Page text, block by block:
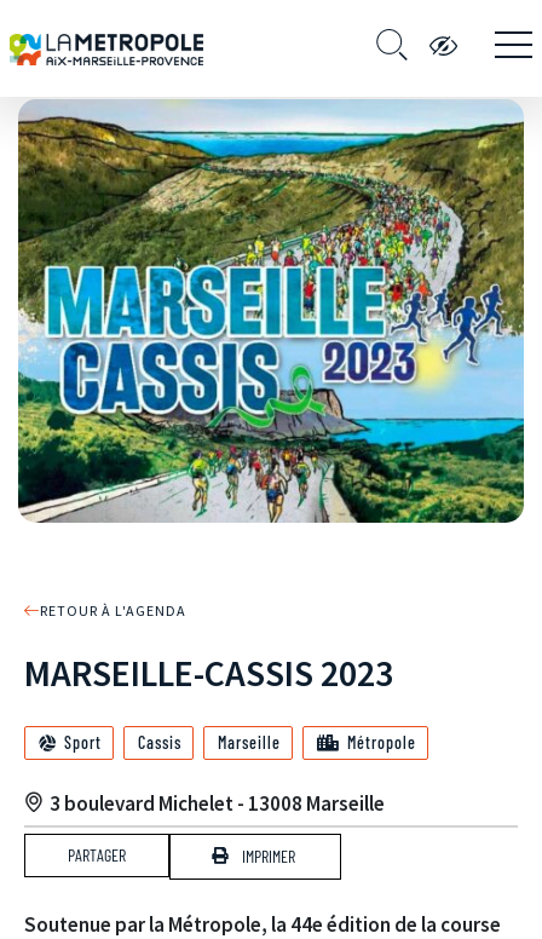
RETOUR À L'AGENDA
MARSEILLE-CASSIS 2023
Sport Cassis Marseille Métropole
3 boulevard Michelet - 13008 Marseille
PARTAGER IMPRIMER
Soutenue par la Métropole, la 44e édition de la course